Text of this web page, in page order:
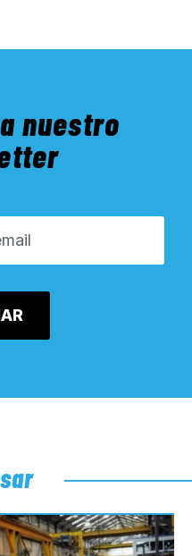
nuestro